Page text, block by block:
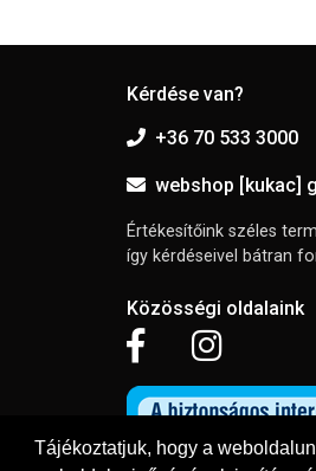
Tájékoztatjuk, hogy a
Kérdése van?
+36 70 533 3000
webshop [kukac]
Értékesítőink széles
így kérdéseivel bátran
Közösségi oldalaink